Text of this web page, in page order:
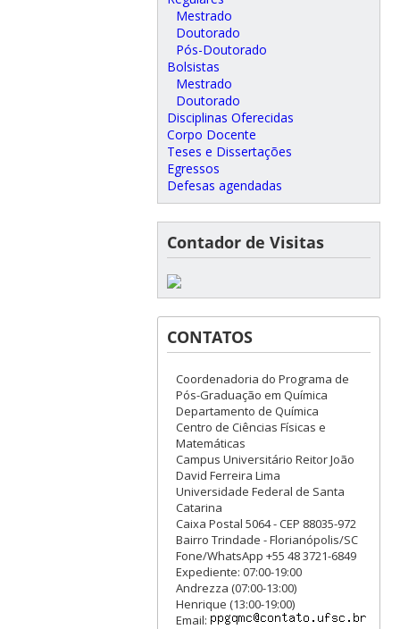
Mestrado
Doutorado
Pós-Doutorado
Bolsistas
Mestrado
Doutorado
Disciplinas Oferecidas
Corpo Docente
Teses e Dissertações
Egressos
Defesas agendadas
Contador de Visitas
CONTATOS
Coordenadoria do Programa de
Pós-Graduação em Química
Departamento de Química
Centro de Ciências Físicas e
Matemáticas
Campus Universitário Reitor João
David Ferreira Lima
Universidade Federal de Santa
Catarina
Caixa Postal 5064 - CEP 88035-972
Bairro Trindade - Florianópolis/SC
Fone/WhatsApp +55 48 3721-6849
Expediente: 07:00-19:00
Andrezza (07:00-13:00)
Henrique (13:00-19:00)
Email: